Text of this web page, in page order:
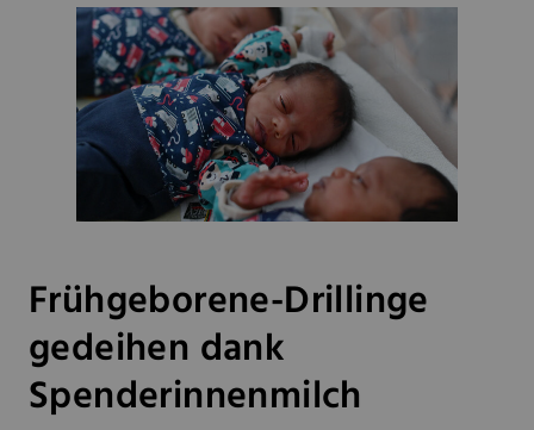
Frühgeborene-Drillinge
gedeihen dank
Spenderinnenmilch